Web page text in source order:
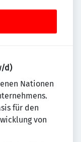
d)
Na­tio­nen
für den
von